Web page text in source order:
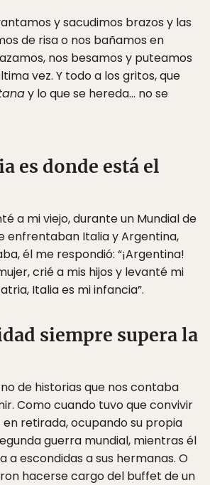
y sacudimos brazos y las
de risa o nos bañamos en
nos besamos y puteamos
vez. Y todo a los gritos, que
y lo que se hereda… no se
es donde está el
a mi viejo, durante un Mundial de
enfrentaban Italia y Argentina,
él me respondió: “¡Argentina!
crié a mis hijos y levanté mi
Italia es mi infancia”.
siempre supera la
de historias que nos contaba
Como cuando tuvo que convivir
retirada, ocupando su propia
guerra mundial, mientras él
a escondidas a sus hermanas. O
hacerse cargo del buffet de un